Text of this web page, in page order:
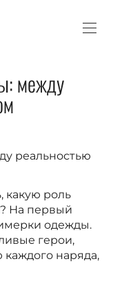
между
реальностью
какую роль
На первый
одежды.
герои,
каждого наряда,